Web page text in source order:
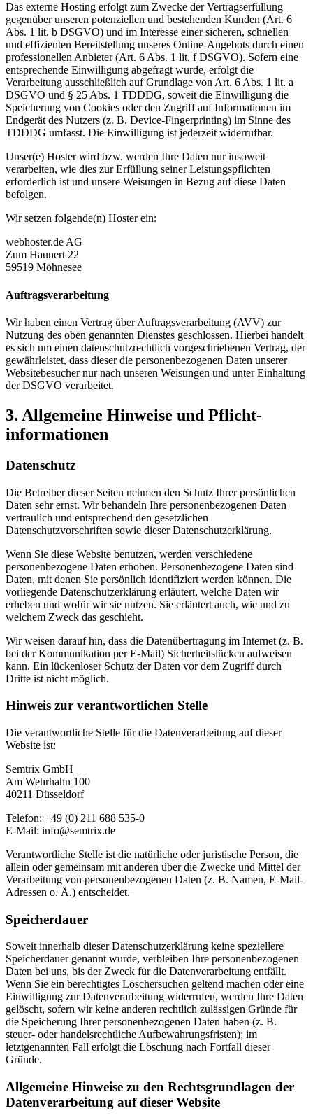
Das externe Hosting erfolgt zum Zwecke der Vertragserfüllung
gegenüber unseren potenziellen und bestehenden Kunden (Art. 6
Abs. 1 lit. b DSGVO) und im Interesse einer sicheren, schnellen
und effizienten Bereitstellung unseres Online-Angebots durch einen
professionellen Anbieter (Art. 6 Abs. 1 lit. f DSGVO). Sofern eine
entsprechende Einwilligung abgefragt wurde, erfolgt die
Verarbeitung ausschließlich auf Grundlage von Art. 6 Abs. 1 lit. a
DSGVO und § 25 Abs. 1 TDDDG, soweit die Einwilligung die
Speicherung von Cookies oder den Zugriff auf Informationen im
Endgerät des Nutzers (z. B. Device-Fingerprinting) im Sinne des
TDDDG umfasst. Die Einwilligung ist jederzeit widerrufbar.
Unser(e) Hoster wird bzw. werden Ihre Daten nur insoweit
verarbeiten, wie dies zur Erfüllung seiner Leistungspflichten
erforderlich ist und unsere Weisungen in Bezug auf diese Daten
befolgen.
Wir setzen folgende(n) Hoster ein:
webhoster.de AG
Zum Haunert 22
59519 Möhnesee
Auftragsverarbeitung
Wir haben einen Vertrag über Auftragsverarbeitung (AVV) zur
Nutzung des oben genannten Dienstes geschlossen. Hierbei handelt
es sich um einen datenschutzrechtlich vorgeschriebenen Vertrag, der
gewährleistet, dass dieser die personenbezogenen Daten unserer
Websitebesucher nur nach unseren Weisungen und unter Einhaltung
der DSGVO verarbeitet.
3. Allgemeine Hinweise und Pflicht­
informationen
Datenschutz
Die Betreiber dieser Seiten nehmen den Schutz Ihrer persönlichen
Daten sehr ernst. Wir behandeln Ihre personenbezogenen Daten
vertraulich und entsprechend den gesetzlichen
Datenschutzvorschriften sowie dieser Datenschutzerklärung.
Wenn Sie diese Website benutzen, werden verschiedene
personenbezogene Daten erhoben. Personenbezogene Daten sind
Daten, mit denen Sie persönlich identifiziert werden können. Die
vorliegende Datenschutzerklärung erläutert, welche Daten wir
erheben und wofür wir sie nutzen. Sie erläutert auch, wie und zu
welchem Zweck das geschieht.
Wir weisen darauf hin, dass die Datenübertragung im Internet (z. B.
bei der Kommunikation per E-Mail) Sicherheitslücken aufweisen
kann. Ein lückenloser Schutz der Daten vor dem Zugriff durch
Dritte ist nicht möglich.
Hinweis zur verantwortlichen Stelle
Die verantwortliche Stelle für die Datenverarbeitung auf dieser
Website ist:
Semtrix GmbH
Am Wehrhahn 100
40211 Düsseldorf
Telefon: +49 (0) 211 688 535-0
E-Mail: info@semtrix.de
Verantwortliche Stelle ist die natürliche oder juristische Person, die
allein oder gemeinsam mit anderen über die Zwecke und Mittel der
Verarbeitung von personenbezogenen Daten (z. B. Namen, E-Mail-
Adressen o. Ä.) entscheidet.
Speicherdauer
Soweit innerhalb dieser Datenschutzerklärung keine speziellere
Speicherdauer genannt wurde, verbleiben Ihre personenbezogenen
Daten bei uns, bis der Zweck für die Datenverarbeitung entfällt.
Wenn Sie ein berechtigtes Löschersuchen geltend machen oder eine
Einwilligung zur Datenverarbeitung widerrufen, werden Ihre Daten
gelöscht, sofern wir keine anderen rechtlich zulässigen Gründe für
die Speicherung Ihrer personenbezogenen Daten haben (z. B.
steuer- oder handelsrechtliche Aufbewahrungsfristen); im
letztgenannten Fall erfolgt die Löschung nach Fortfall dieser
Gründe.
Allgemeine Hinweise zu den Rechtsgrundlagen der
Datenverarbeitung auf dieser Website